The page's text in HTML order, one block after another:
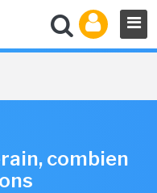
combien